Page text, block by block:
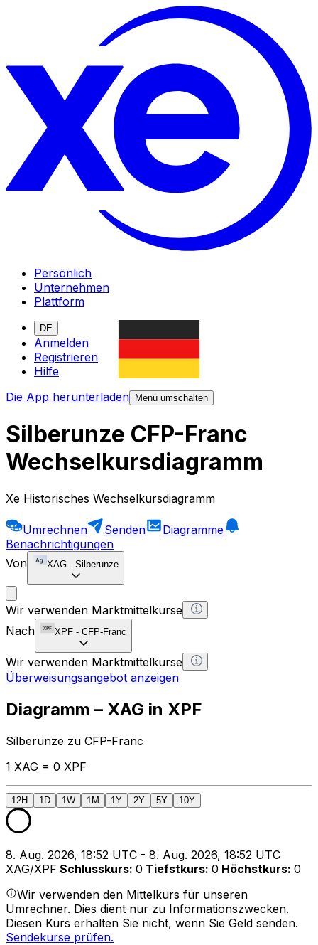
Persönlich
Unternehmen
Plattform
DE
Anmelden
Registrieren
Hilfe
Die App herunterladen
Menü umschalten
Silberunze CFP-Franc
Wechselkursdiagramm
Xe Historisches Wechselkursdiagramm
Umrechnen Senden
Diagramme
Benachrichtigungen
Von
XAG - Silberunze
Wir verwenden Marktmittelkurse
Nach
XPF - CFP-Franc
Wir verwenden Marktmittelkurse
Überweisungsangebot anzeigen
Diagramm – XAG in XPF
Silberunze zu CFP-Franc
1 XAG = 0 XPF
12H 1D 1W 1M 1Y 2Y 5Y 10Y
8. Aug. 2026, 18:52 UTC - 8. Aug. 2026, 18:52 UTC
XAG/XPF Schlusskurs: 0 Tiefstkurs: 0 Höchstkurs: 0
Wir verwenden den Mittelkurs für unseren
Umrechner. Dies dient nur zu Informationszwecken.
Diesen Kurs erhalten Sie nicht, wenn Sie Geld senden.
Sendekurse prüfen.